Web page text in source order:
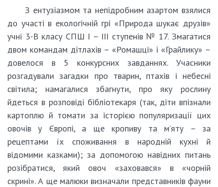
З ентузіазмом та непідробним азартом взялися
до участі в екологічній грі «Природа шукає друзів»
учні 3-В класу СПШ І – ІІІ ступенів № 17. Змагатися
двом командам дітлахів – «Ромашці» і «Грайлику» –
довелося в 5 конкурсних завданнях. Учасники
розгадували загадки про тварин, птахів і небесні
світила; намагалися збагнути, про яку рослину
йдеться в розповіді бібліотекаря (так, діти впізнали
картоплю й томати за історією популяризації цих
овочів у Європі, а ще кропиву та м’яту – за
рецептами їх споживання в народній кухні й
відомими казками); за допомогою навідних питань
розібратися, який овоч «заховався» в «чорній
скрині». А ще малюки визначали представників фауни